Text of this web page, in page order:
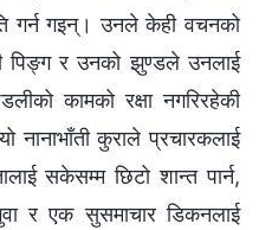
गर्न गइन्। उनले केही वचनको
पिङ्ग र उनको झुण्डले उनलाई
कामको रक्षा नगरिरहेकी
कुराले प्रचारकलाई
सकेसम्म छिटो शान्त पार्न,
र एक सुसमाचार डिकनलाई